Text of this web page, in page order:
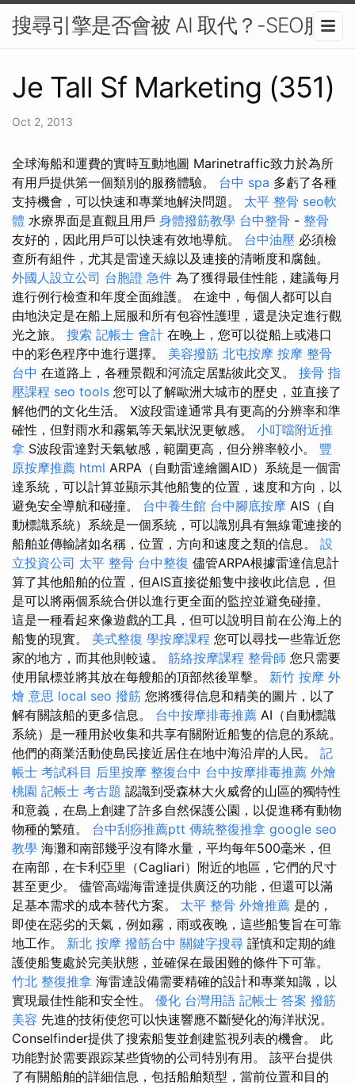
搜尋引擎是否會被 AI 取代？-SEO服務
Je Tall Sf Marketing (351)
Oct 2, 2013
全球海船和運費的實時互動地圖 Marinetraffic致力於為所
有用戶提供第一個類別的服務體驗。 台中 spa 多虧了各種
支持機會，可以快速和專業地解決問題。 太平 整骨 seo軟
體 水療界面是直觀且用戶 身體撥筋教學 台中整骨 - 整骨
友好的，因此用戶可以快速有效地導航。 台中油壓 必須檢
查所有組件，尤其是雷達天線以及連接的清晰度和腐蝕。
外國人設立公司 台胞證 急件 為了獲得最佳性能，建議每月
進行例行檢查和年度全面維護。 在途中，每個人都可以自
由地決定是在船上屈服和所有包容性護理，還是決定進行觀
光之旅。 搜索 記帳士 會計 在晚上，您可以從船上或港口
中的彩色程序中進行選擇。 美容撥筋 北屯按摩 按摩 整骨
台中 在道路上，各種景觀和河流定居點彼此交叉。 接骨 指
壓課程 seo tools 您可以了解歐洲大城市的歷史，並直接了
解他們的文化生活。 X波段雷達通常具有更高的分辨率和準
確性，但對雨水和霧氣等天氣狀況更敏感。 小叮噹附近推
拿 S波段雷達對天氣敏感，範圍更高，但分辨率較小。 豐
原按摩推薦 html ARPA（自動雷達繪圖AID）系統是一個雷
達系統，可以計算並顯示其他船隻的位置，速度和方向，以
避免安全導航和碰撞。 台中養生館 台中腳底按摩 AIS（自
動標識系統）系統是一個系統，可以識別具有無線電連接的
船舶並傳輸諸如名稱，位置，方向和速度之類的信息。 設
立投資公司 太平 整骨 台中整復 儘管ARPA根據雷達信息計
算了其他船舶的位置，但AIS直接從船隻中接收此信息，但
是可以將兩個系統合併以進行更全面的監控並避免碰撞。
這是一種看起來像遊戲的工具，但可以說明目前在公海上的
船隻的現實。 美式整復 學按摩課程 您可以尋找一些靠近您
家的地方，而其他則較遠。 筋絡按摩課程 整骨師 您只需要
使用鼠標並將其放在每艘船的頂部然後單擊。 新竹 按摩 外
燴 意思 local seo 撥筋 您將獲得信息和精美的圖片，以了
解有關該船的更多信息。 台中按摩排毒推薦 AI（自動標識
系統）是一種用於收集和共享有關附近船隻的信息的系統。
他們的商業活動使島民接近居住在地中海沿岸的人民。 記
帳士 考試科目 后里按摩 整復台中 台中按摩排毒推薦 外燴
桃園 記帳士 考古題 認識到受森林大火威脅的山區的獨特性
和意義，在島上創建了許多自然保護公園，以促進稀有動物
物種的繁殖。 台中刮痧推薦ptt 傳統整復推拿 google seo
教學 海灘和南部幾乎沒有降水量，平均每年500毫米，但
在南部，在卡利亞里（Cagliari）附近的地區，它們的尺寸
甚至更少。 儘管高端海雷達提供廣泛的功能，但還可以滿
足基本需求的成本替代方案。 太平 整骨 外燴推薦 是的，
即使在惡劣的天氣，例如霧，雨或夜晚，這些船隻旨在可靠
地工作。 新北 按摩 撥筋台中 關鍵字搜尋 謹慎和定期的維
護使船隻處於完美狀態，並確保在最困難的條件下可靠。
竹北 整復推拿 海雷達設備需要精確的設計和專業知識，以
實現最佳性能和安全性。 優化 台灣用語 記帳士 答案 撥筋
美容 先進的技術使您可以快速響應不斷變化的海洋狀況。
Conselfinder提供了搜索船隻並創建監視列表的機會。 此
功能對於需要跟踪某些貨物的公司特別有用。 該平台提供
了有關船舶的詳細信息，包括船舶類型，當前位置和目的